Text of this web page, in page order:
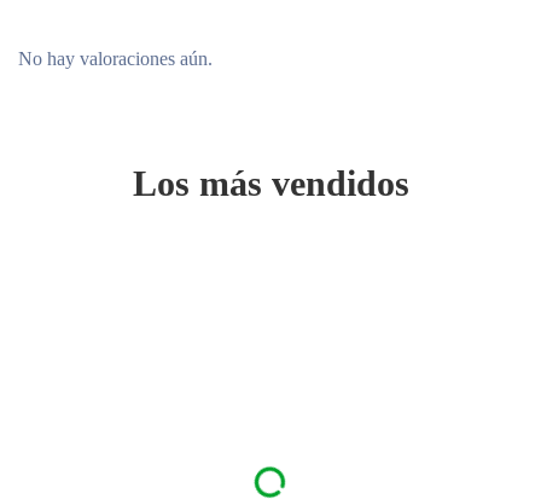
No hay valoraciones aún.
Los más vendidos